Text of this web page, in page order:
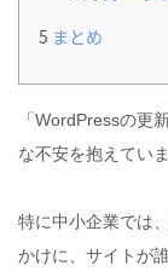
5 まとめ
「WordPressの更
な不安を抱えてい
特に中小企業では
かけに、サイトが